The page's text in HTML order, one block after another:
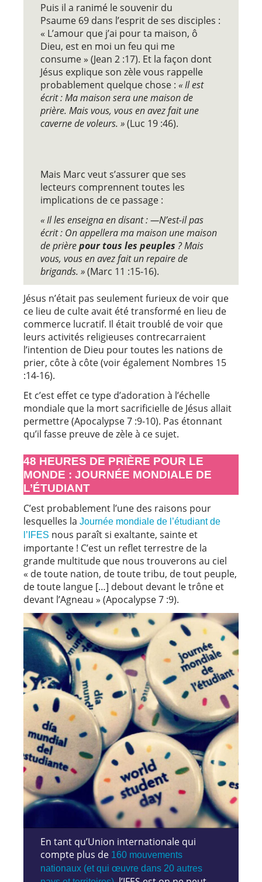
Puis il a ranimé le souvenir du
Psaume 69 dans l’esprit de ses disciples :
« L’amour que j’ai pour ta maison, ô
Dieu, est en moi un feu qui me
consume » (Jean 2 :17). Et la façon dont
Jésus explique son zèle vous rappelle
probablement quelque chose :« Il est
écrit : Ma maison sera une maison de
prière. Mais vous, vous en avez fait une
caverne de voleurs. »(Luc 19 :46).
Mais Marc veut s’assurer que ses
lecteurs comprennent toutes les
implications de ce passage :
« Il les enseigna en disant : —N’est-il pas
écrit : On appellera ma maison une maison
de prièrepour tous les peuples ? Mais
vous, vous en avez fait un repaire de
brigands. »(Marc 11 :15-16).
Jésus n’était pas seulement furieux de voir que
ce lieu de culte avait été transformé en lieu de
commerce lucratif. Il était troublé de voir que
leurs activités religieuses contrecarraient
l’intention de Dieu pour toutes les nations de
prier, côte à côte (voir également Nombres 15
:14-16).
Et c’est effet ce type d’adoration à l’échelle
mondiale que la mort sacrificielle de Jésus allait
permettre (Apocalypse 7 :9-10). Pas étonnant
qu’il fasse preuve de zèle à ce sujet.
48 HEURES DE PRIÈRE POUR LE
MONDE : JOURNÉE MONDIALE DE
L’ÉTUDIANT
C’est probablement l’une des raisons pour
lesquelles la Journée mondiale de l’étudiant de
l’IFES nous paraît si exaltante, sainte et
importante ! C’est un reflet terrestre de la
grande multitude que nous trouverons au ciel
« de toute nation, de toute tribu, de tout peuple,
de toute langue […] debout devant le trône et
devant l’Agneau » (Apocalypse 7 :9).
En tant qu’Union internationale qui
compte plus de 160 mouvements
nationaux (et qui œuvre dans 20 autres